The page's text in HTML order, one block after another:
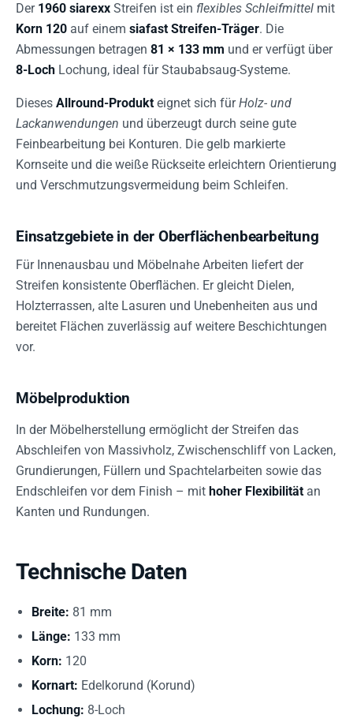
Der 1960 siarexx Streifen ist ein flexibles Schleifmittel mit
Korn 120 auf einem siafast Streifen-Träger. Die
Abmessungen betragen 81 × 133 mm und er verfügt über
8-Loch Lochung, ideal für Staubabsaug-Systeme.
Dieses Allround-Produkt eignet sich fürHolz- und
Lackanwendungen und überzeugt durch seine gute
Feinbearbeitung bei Konturen. Die gelb markierte
Kornseite und die weiße Rückseite erleichtern Orientierung
und Verschmutzungsvermeidung beim Schleifen.
Einsatzgebiete in der Oberflächenbearbeitung
Für Innenausbau und Möbelnahe Arbeiten liefert der
Streifen konsistente Oberflächen. Er gleicht Dielen,
Holzterrassen, alte Lasuren und Unebenheiten aus und
bereitet Flächen zuverlässig auf weitere Beschichtungen
vor.
Möbelproduktion
In der Möbelherstellung ermöglicht der Streifen das
Abschleifen von Massivholz, Zwischenschliff von Lacken,
Grundierungen, Füllern und Spachtelarbeiten sowie das
Endschleifen vor dem Finish – mit hoher Flexibilität an
Kanten und Rundungen.
Technische Daten
Breite: 81 mm
Länge: 133 mm
Korn: 120
Kornart: Edelkorund (Korund)
Lochung: 8-Loch